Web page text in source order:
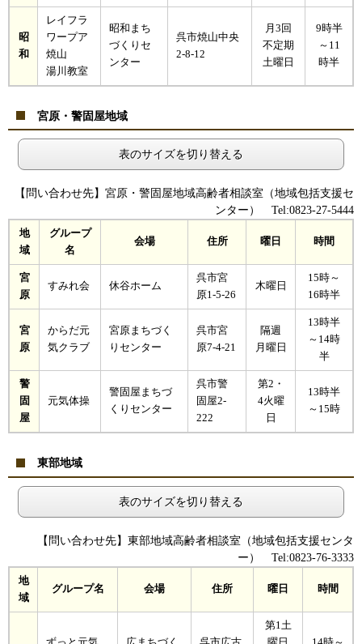
昭
和
レイフラ
ワープア
焼山
湯川教室
昭和まち
づくりセ
ンター
呉市焼山中央
2-8-12
月3回
不定期
土曜日
9時半
～11
時半
宮原・警固屋地域
表のサイズを切り替える
【問い合わせ先】宮原・警固屋地域高齢者相談室（地域包括支援セ
ンター） Tel:0823-27-5444
地
域
グループ
名
会場 住所 曜日 時間
宮
原
すみれ会 休谷ホーム
呉市宮
原1-5-26
木曜日
15時～
16時半
宮
原
からだ元
気クラブ
宮原まちづく
りセンター
呉市宮
原7-4-21
隔週
月曜日
13時半
～14時
半
警
固
屋
元気体操
警固屋まちづ
くりセンター
呉市警
固屋2-
222
第2・
4火曜
日
13時半
～15時
東部地域
表のサイズを切り替える
【問い合わせ先】東部地域高齢者相談室（地域包括支援センタ
ー） Tel:0823-76-3333
地
域
グループ名 会場 住所 曜日 時間
第1土